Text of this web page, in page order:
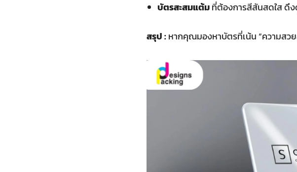
บัตรสะสมแต้มที่ต้องการสีสันสดใส ดึง
สรุป : หากคุณมองหาบัตรที่เน้น “ความสว